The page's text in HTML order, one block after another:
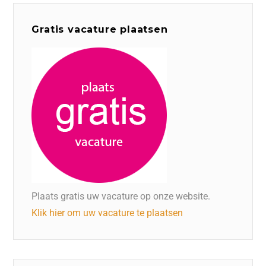
Gratis vacature plaatsen
Plaats gratis uw vacature op onze website.
Klik hier om uw vacature te plaatsen